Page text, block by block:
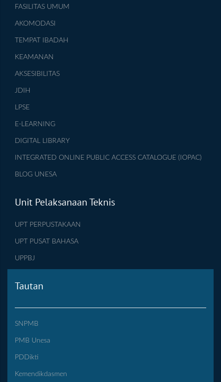
FASILITAS UMUM
AKOMODASI
TEMPAT IBADAH
KEAMANAN
AKSESIBILITAS
JDIH
LPSE
E-LEARNING
DIGITAL LIBRARY
INTEGRATED ONLINE PUBLIC ACCESS CATALOGUE (IOPAC)
BLOG UNESA
Unit Pelaksanaan Teknis
UPT PERPUSTAKAAN
UPT PUSAT BAHASA
UPPBJ
Tautan
SNPMB
PMB Unesa
PDDikti
Kemendikdasmen